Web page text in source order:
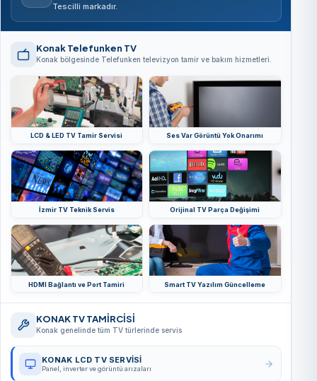
Tescilli markadır.
Konak Telefunken TV
Konak bölgesinde Telefunken televizyon tamir ve bakım hizmetleri.
LCD & LED TV Tamir Servisi Ses Var Görüntü Yok Onarımı
İzmir TV Teknik Servis Orijinal TV Parça Değişimi
HDMI Bağlantı ve Port Tamiri Smart TV Yazılım Güncelleme
KONAK TV TAMİRCİSİ
Konak genelinde tüm TV türlerinde servis
KONAK LCD TV SERVISI
Panel, inverter ve görüntü arızaları